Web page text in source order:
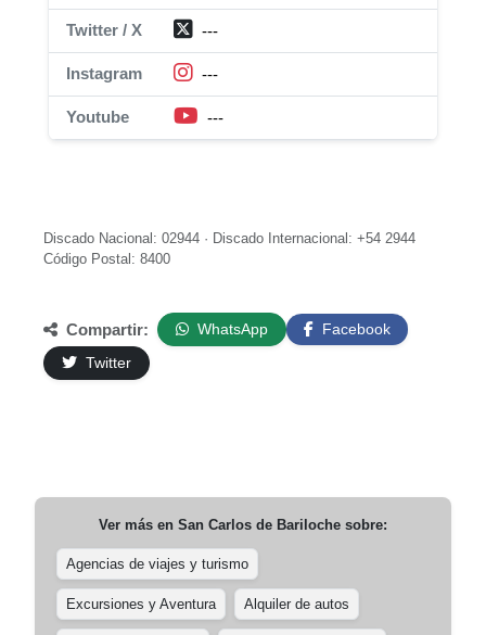
Twitter / X ---
Instagram ---
Youtube ---
Discado Nacional: 02944 · Discado Internacional: +54 2944
Código Postal: 8400
Compartir: WhatsApp
Facebook
Twitter
Ver más en San Carlos de Bariloche sobre:
Agencias de viajes y turismo
Excursiones y Aventura Alquiler de autos